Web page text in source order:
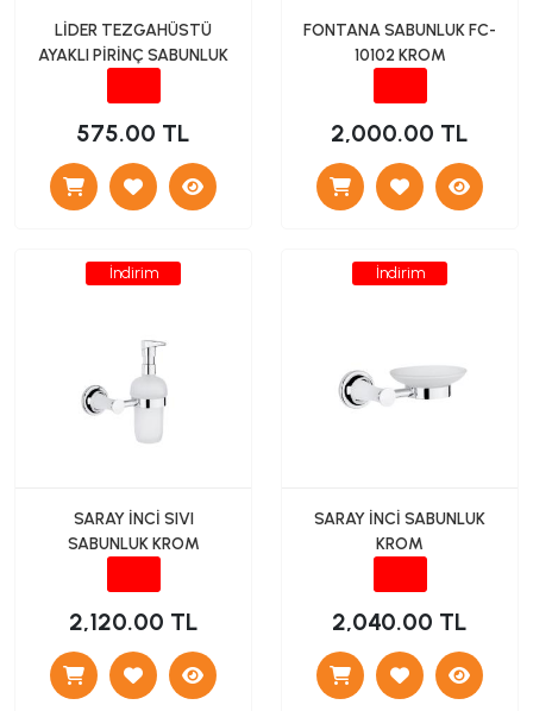
LİDER TEZGAHÜSTÜ
AYAKLI PİRİNÇ SABUNLUK
575.00 TL
FONTANA SABUNLUK FC-
10102 KROM
2,000.00 TL
İndirim
SARAY İNCİ SIVI
SABUNLUK KROM
2,120.00 TL
İndirim
SARAY İNCİ SABUNLUK
KROM
2,040.00 TL